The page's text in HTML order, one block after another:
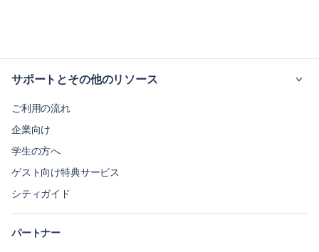
サポートとその他のリソース
ご利用の流れ
企業向け
学生の方へ
ゲスト向け特典サービス
シティガイド
パートナー